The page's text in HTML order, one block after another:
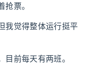
票。
我觉得整体运行挺平
目前每天有两班。